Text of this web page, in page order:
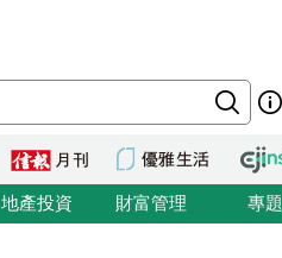
地產投資 財富管理 專題